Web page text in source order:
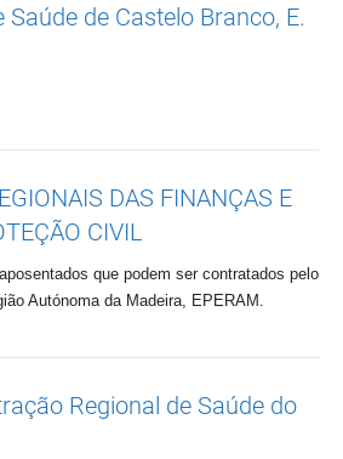
de Castelo Branco, E.
DAS FINANÇAS E
CIVIL
que podem ser contratados pelo
Autónoma da Madeira, EPERAM.
Regional de Saúde do